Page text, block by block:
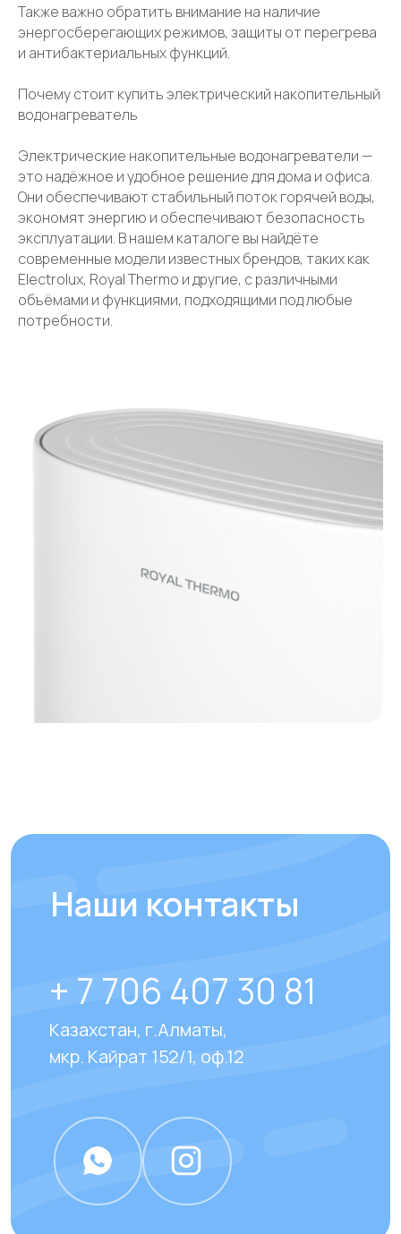
Также важно обратить внимание на наличие
энергосберегающих режимов, защиты от перегрева
и антибактериальных функций.
Почему стоит купить электрический накопительный
водонагреватель
Электрические накопительные водонагреватели —
это надёжное и удобное решение для дома и офиса.
Они обеспечивают стабильный поток горячей воды,
экономят энергию и обеспечивают безопасность
эксплуатации. В нашем каталоге вы найдёте
современные модели известных брендов, таких как
Electrolux, Royal Thermo и другие, с различными
объёмами и функциями, подходящими под любые
потребности.